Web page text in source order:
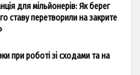
для мільйонерів: Як берег
ставу перетворили на закрите
при роботі зі сходами та на